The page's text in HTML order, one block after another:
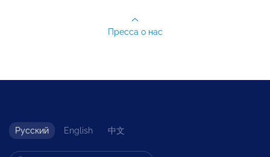
Пресса о нас
Русский English 中文